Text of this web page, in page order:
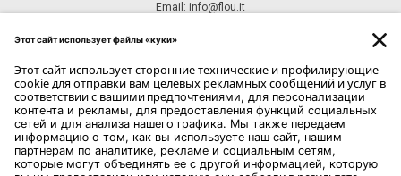
Email: info@flou.it
ПОДПИСКА НА РАССЫЛКУ
ПОДПИСКА